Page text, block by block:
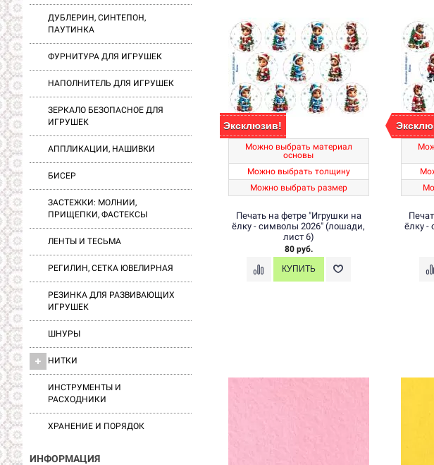
ДУБЛЕРИН, СИНТЕПОН,
ПАУТИНКА
ФУРНИТУРА ДЛЯ ИГРУШЕК
НАПОЛНИТЕЛЬ ДЛЯ ИГРУШЕК
ЗЕРКАЛО БЕЗОПАСНОЕ ДЛЯ
ИГРУШЕК
АППЛИКАЦИИ, НАШИВКИ
БИСЕР
ЗАСТЕЖКИ: МОЛНИИ,
ПРИЩЕПКИ, ФАСТЕКСЫ
ЛЕНТЫ И ТЕСЬМА
РЕГИЛИН, СЕТКА ЮВЕЛИРНАЯ
РЕЗИНКА ДЛЯ РАЗВИВАЮЩИХ
ИГРУШЕК
ШНУРЫ
НИТКИ
ИНСТРУМЕНТЫ И
РАСХОДНИКИ
ХРАНЕНИЕ И ПОРЯДОК
ИНФОРМАЦИЯ
Эксклюзив!
Можно выбрать материал
основы
Можно выбрать толщину
Можно выбрать размер
Печать на фетре "Игрушки на
ёлку - символы 2026" (лошади,
лист 6)
80 руб.
ёлку -